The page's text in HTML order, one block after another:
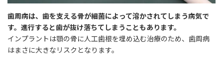
歯周病は、歯を支える骨が細菌によって溶かされてしまう病気で
す。進行すると歯が抜け落ちてしまうこともあります。
インプラントは顎の骨に人工歯根を埋め込む治療のため、歯周病
はまさに大きなリスクとなります。